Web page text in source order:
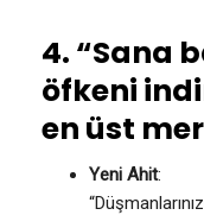
4. “Sana
öfkeni
en üst
Yeni Ahit: